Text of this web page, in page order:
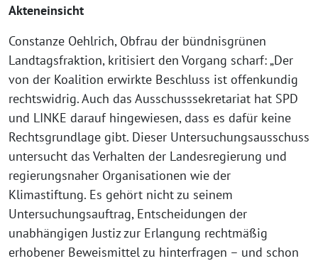
Akteneinsicht
Constanze Oehlrich, Obfrau der bündnisgrünen
Landtagsfraktion, kritisiert den Vorgang scharf: „Der
von der Koalition erwirkte Beschluss ist offenkundig
rechtswidrig. Auch das Ausschusssekretariat hat SPD
und LINKE darauf hingewiesen, dass es dafür keine
Rechtsgrundlage gibt. Dieser Untersuchungsausschuss
untersucht das Verhalten der Landesregierung und
regierungsnaher Organisationen wie der
Klimastiftung. Es gehört nicht zu seinem
Untersuchungsauftrag, Entscheidungen der
unabhängigen Justiz zur Erlangung rechtmäßig
erhobener Beweismittel zu hinterfragen – und schon